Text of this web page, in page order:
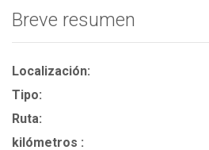
Breve resumen
Localización:
Tipo:
Ruta:
kilómetros :